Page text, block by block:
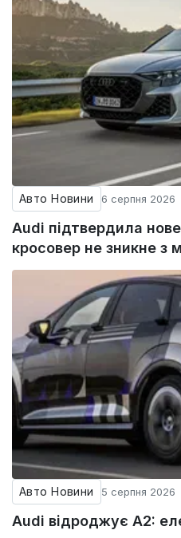
Авто Новини 6 серпня 2026
Audi підтвердила
кросовер не зникне з
Авто Новини 5 серпня 2026
Audi відроджує A2: